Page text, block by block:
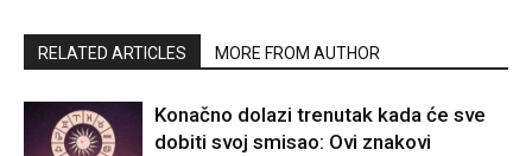
RELATED ARTICLES MORE FROM AUTHOR
Konačno dolazi trenutak kada će sve
dobiti svoj smisao: Ovi znakovi